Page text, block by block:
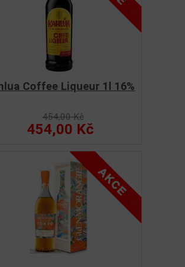
Coffee Liqueur 1l 16%
454,00 Kč
454,00 Kč